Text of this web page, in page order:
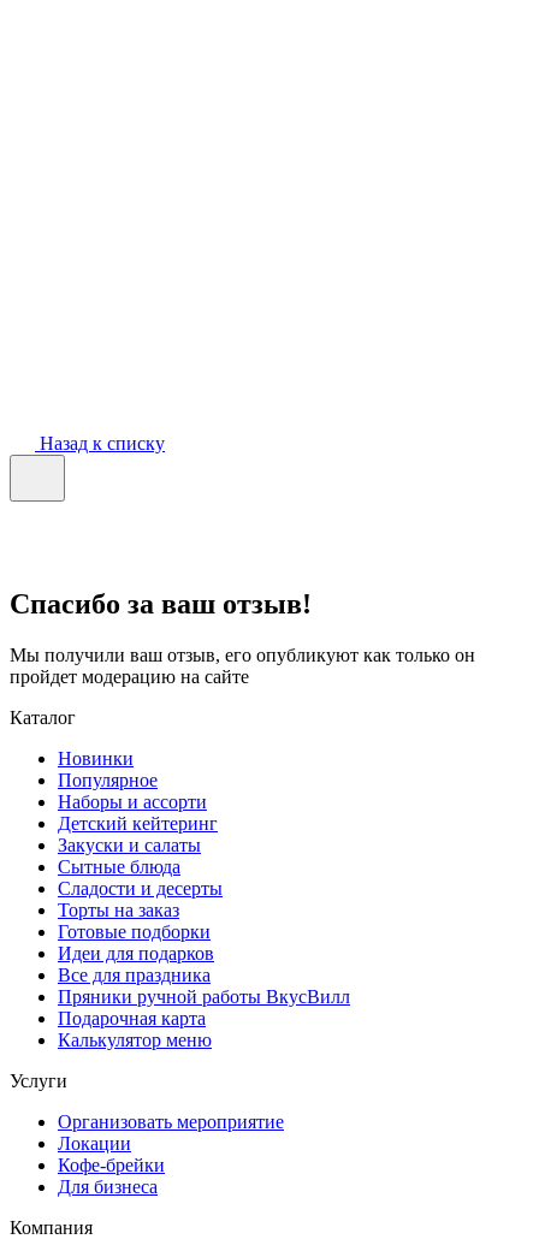
Назад к списку
Спасибо за ваш отзыв!
Мы получили ваш отзыв, его опубликуют как только он
пройдет модерацию на сайте
Каталог
Новинки
Популярное
Наборы и ассорти
Детский кейтеринг
Закуски и салаты
Сытные блюда
Сладости и десерты
Торты на заказ
Готовые подборки
Идеи для подарков
Все для праздника
Пряники ручной работы ВкусВилл
Подарочная карта
Калькулятор меню
Услуги
Организовать мероприятие
Локации
Кофе-брейки
Для бизнеса
Компания